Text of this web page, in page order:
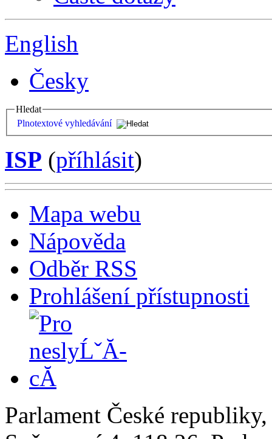
English
Česky
Hledat
Plnotextové vyhledávání
ISP (příhlásit)
Mapa webu
Nápověda
Odběr RSS
Prohlášení přístupnosti
Parlament České